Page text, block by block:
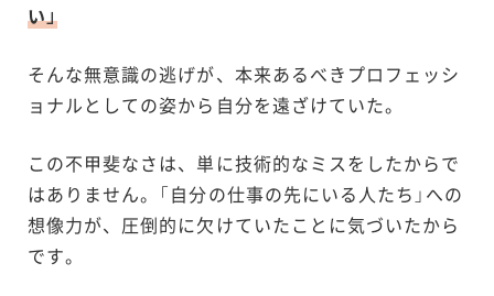
い」
そんな無意識の逃げが、本来あるべきプロフェッシ
ョナルとしての姿から自分を遠ざけていた。
この不甲斐なさは、単に技術的なミスをしたからで
はありません。「自分の仕事の先にいる人たち」への
想像力が、圧倒的に欠けていたことに気づいたから
です。